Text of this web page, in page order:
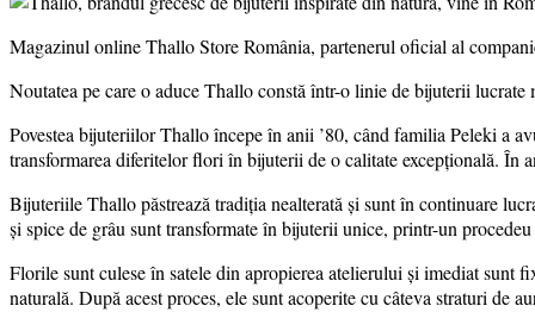
Magazinul online Thallo Store România, partenerul oficial al
Noutatea pe care o aduce Thallo constă într-o linie de bijuterii
Povestea bijuteriilor Thallo începe în anii ’80, când familia Peleki a
transformarea diferitelor flori în bijuterii de o calitate excepţională. În
Bijuteriile Thallo păstrează tradiţia nealterată şi sunt în continuare
şi spice de grâu sunt transformate în bijuterii unice, printr-un
Florile sunt culese în satele din apropierea atelierului și imediat sunt
naturală. După acest proces, ele sunt acoperite cu câteva straturi de